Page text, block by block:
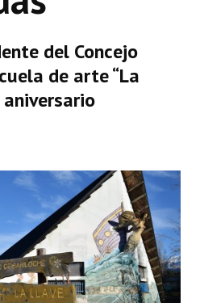
del Concejo
de arte “La
aniversario